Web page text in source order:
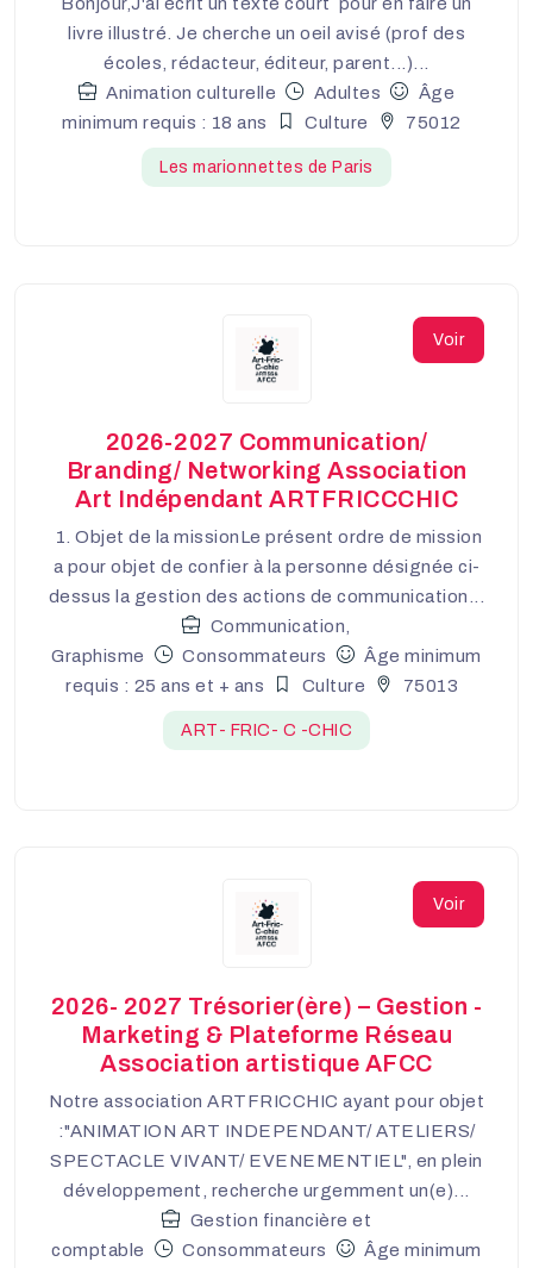
livre illustré. Je cherche un oeil avisé (prof des
écoles, rédacteur, éditeur, parent...)...
Animation culturelle
Adultes
Âge
minimum requis : 18 ans
Culture 75012
Les marionnettes de Paris
Voir
2026-2027 Communication/
Branding/ Networking Association
Art Indépendant ARTFRICCCHIC
1. Objet de la missionLe présent ordre de mission
a pour objet de confier à la personne désignée ci-
dessus la gestion des actions de communication...
Communication,
Graphisme
Consommateurs
Âge minimum
requis : 25 ans et + ans
Culture 75013
ART- FRIC- C -CHIC
Voir
2026- 2027 Trésorier(ère) – Gestion -
Marketing & Plateforme Réseau
Association artistique AFCC
Notre association ARTFRICCHIC ayant pour objet
:"ANIMATION ART INDEPENDANT/ ATELIERS/
SPECTACLE VIVANT/ EVENEMENTIEL", en plein
développement, recherche urgemment un(e)...
Gestion financière et
comptable
Consommateurs
Âge minimum